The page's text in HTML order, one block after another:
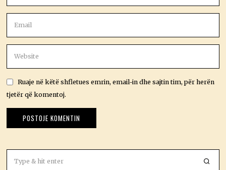
Ruaje në këtë shfletues emrin, email-in dhe sajtin tim, për herën
tjetër që komentoj.